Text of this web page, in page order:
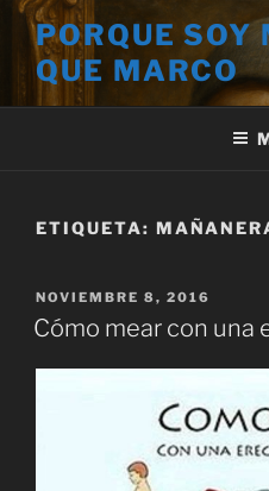
Saltar
contenido
PORQUE SOY
QUE MARCO
ETIQUETA:
PUBLICADO
EL
NOVIEMBRE 8, 2016
Cómo mear con una